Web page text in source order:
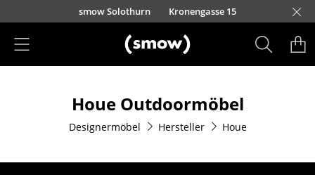
Direkt zum Inhaltsmow Solothurn Kronengasse 15
Sitzmöbel
Esszimmerstühle
Sofas
Houe Outdoormöbel
Designermöbel Hersteller Houe